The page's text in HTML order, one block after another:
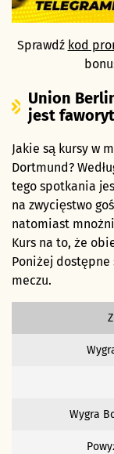
Sprawdź kod
Union
jest
Jakie są kursy w
Dortmund?
tego spotkania
na zwycięstwo
natomiast
Kurs na to, że
Poniżej dostępne
meczu.
Wygra